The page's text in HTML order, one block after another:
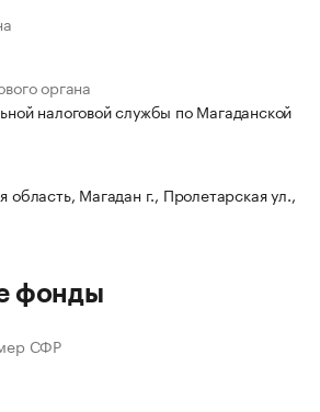
органа
налоговой службы по Магаданской
Магадан г., Пролетарская ул.,
фонды
СФР